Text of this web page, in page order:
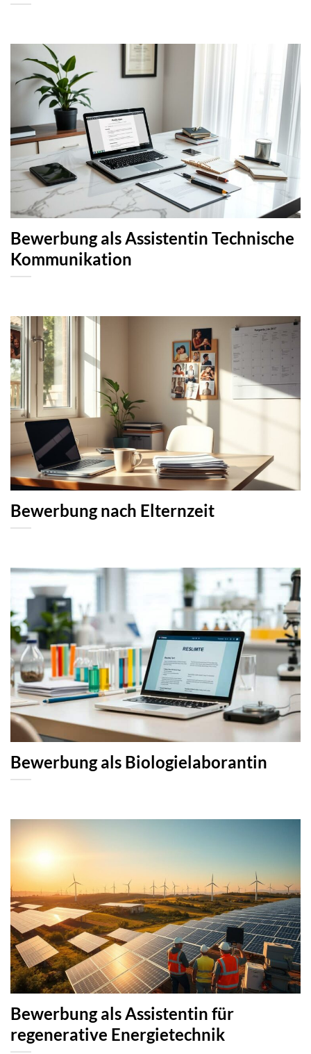
Bewerbung als Assistentin Technische
Kommunikation
Bewerbung nach Elternzeit
Bewerbung als Biologielaborantin
Bewerbung als Assistentin für
regenerative Energietechnik